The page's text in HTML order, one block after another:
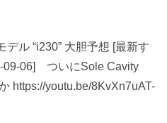
ル “i230” 大胆予想 [最新す
09-06] ついにSole Cavity
https://youtu.be/8KvXn7uAT-